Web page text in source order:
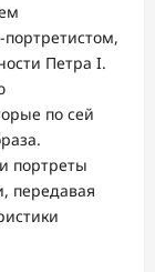
Петра I.
по сей
портреты
передавая